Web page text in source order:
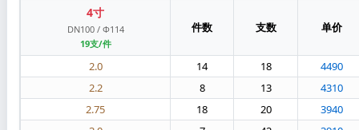
4寸
DN100 / Φ114
19支/件
件数 支数 单价
2.0 14 18
4490
2.2
8 13
4310
2.75
18 20
3940